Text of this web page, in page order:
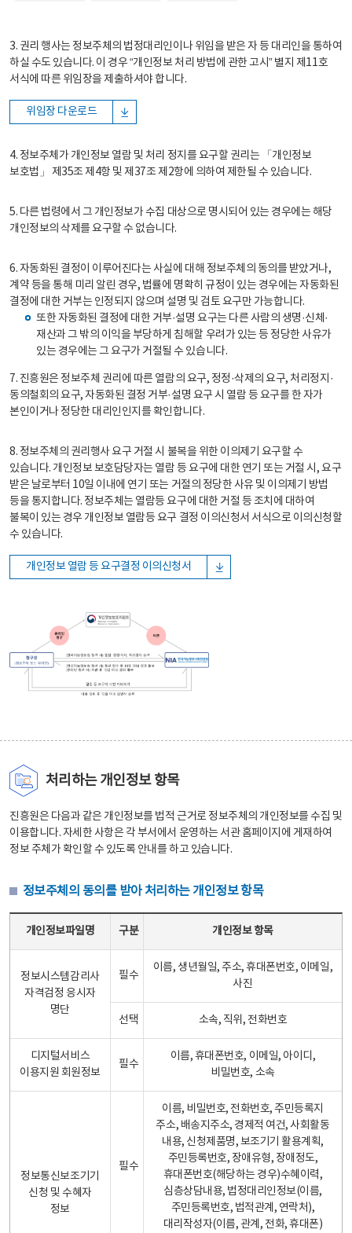
3. 권리 행사는 정보주체의 법정대리인이나 위임을 받은 자 등 대리인을 통하여
하실 수도 있습니다. 이 경우 “개인정보 처리 방법에 관한 고시” 별지 제11호
서식에 따른 위임장을 제출하셔야 합니다.
위임장 다운로드
4. 정보주체가 개인정보 열람 및 처리 정지를 요구할 권리는 「개인정보
보호법」 제35조 제4항 및 제37조 제2항에 의하여 제한될 수 있습니다.
5. 다른 법령에서 그 개인정보가 수집 대상으로 명시되어 있는 경우에는 해당
개인정보의 삭제를 요구할 수 없습니다.
6. 자동화된 결정이 이루어진다는 사실에 대해 정보주체의 동의를 받았거나,
계약 등을 통해 미리 알린 경우, 법률에 명확히 규정이 있는 경우에는 자동화된
결정에 대한 거부는 인정되지 않으며 설명 및 검토 요구만 가능합니다.
또한 자동화된 결정에 대한 거부·설명 요구는 다른 사람의 생명·신체·
재산과 그 밖의 이익을 부당하게 침해할 우려가 있는 등 정당한 사유가
있는 경우에는 그 요구가 거절될 수 있습니다.
7. 진흥원은 정보주체 권리에 따른 열람의 요구, 정정·삭제의 요구, 처리정지·
동의철회의 요구, 자동화된 결정 거부·설명 요구 시 열람 등 요구를 한 자가
본인이거나 정당한 대리인인지를 확인합니다.
8. 정보주체의 권리행사 요구 거절 시 불복을 위한 이의제기 요구할 수
있습니다. 개인정보 보호담당자는 열람 등 요구에 대한 연기 또는 거절 시, 요구
받은 날로부터 10일 이내에 연기 또는 거절의 정당한 사유 및 이의제기 방법
등을 통지합니다. 정보주체는 열람등 요구에 대한 거절 등 조치에 대하여
불복이 있는 경우 개인정보 열람등 요구 결정 이의신청서 서식으로 이의신청할
수 있습니다.
개인정보 열람 등 요구결정 이의신청서
처리하는 개인정보 항목
진흥원은 다음과 같은 개인정보를 법적 근거로 정보주체의 개인정보를 수집 및
이용합니다. 자세한 사항은 각 부서에서 운영하는 서관 홈페이지에 게재하여
정보 주체가 확인할 수 있도록 안내를 하고 있습니다.
정보주체의 동의를 받아 처리하는 개인정보 항목
개인정보파일명 구분 개인정보 항목
정보시스템감리사
자격검정 응시자
명단
필수
이름, 생년월일, 주소, 휴대폰번호, 이메일,
사진
선택 소속, 직위, 전화번호
디지털서비스
이용지원 회원정보
필수
이름, 휴대폰번호, 이메일, 아이디,
비밀번호, 소속
정보통신보조기기
신청 및 수혜자
정보
필수
이름, 비밀번호, 전화번호, 주민등록지
주소, 배송지주소, 경제적 여건, 사회활동
내용, 신청제품명, 보조기기 활용계획,
주민등록번호, 장애유형, 장애정도,
휴대폰번호(해당하는 경우)수혜이력,
심층상담내용, 법정대리인정보(이름,
주민등록번호, 법적관계, 연락처),
대리작성자(이름, 관계, 전화, 휴대폰)